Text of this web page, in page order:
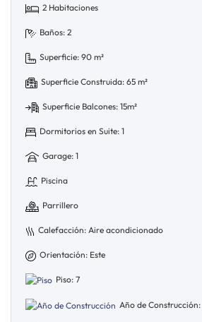
2 Habitaciones
Baños: 2
Superficie: 90 m²
Superficie Construida: 65 m²
Superficie Balcones: 15m²
Dormitorios en Suite: 1
Garage: 1
Piscina
Parrillero
Calefacción: Aire acondicionado
Orientación: Este
Piso: 7
Año de